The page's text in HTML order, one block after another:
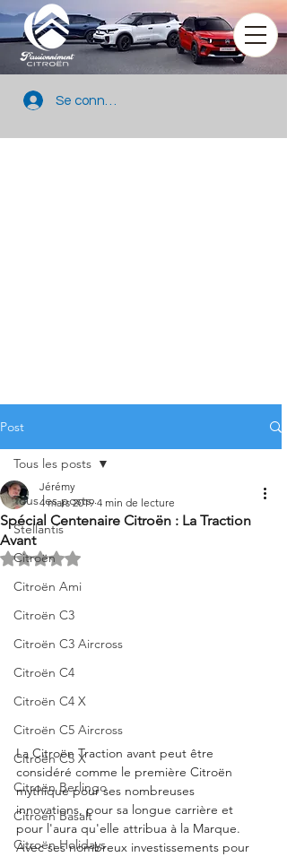
Se connecter
Post
Tous les posts
Stellantis
Citroën
Citroën Ami
Citroën C3
Citroën C3 Aircross
Citroën C4
Citroën C4 X
Citroën C5 Aircross
Citroën C5 X
Citroën Berlingo
Citroën Basalt
Citroën Holidays
Tous les posts
Spécial Centenaire Citroën : La Traction
Avant
Jérémy
4 mars 2019 4 min de lecture
Noté NaN étoiles sur 5.
La Citroën Traction avant peut être
considéré comme le première Citroën
mythique pour ses nombreuses
innovations, pour sa longue carrière et
pour l'aura qu'elle attribua à la Marque.
Avec ses nombreux investissements pour